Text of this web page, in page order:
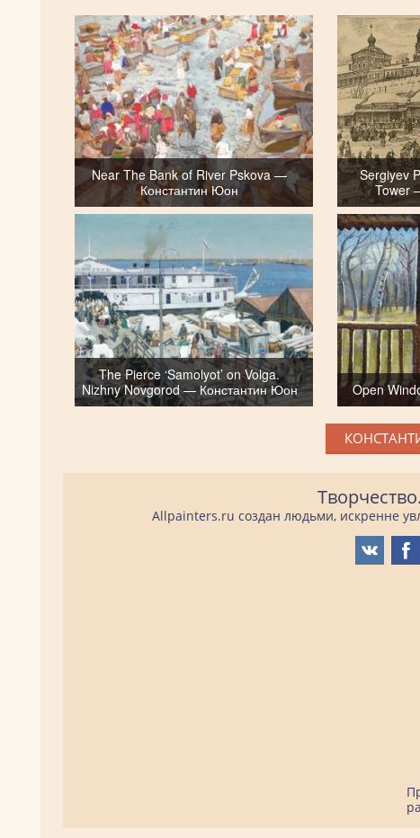
Near The Bank of River Pskova —
Константин Юон
Sergiyev
Tower
The Pierce ‘Samolyot’ on Volga.
Nizhny Novgorod — Константин Юон
Open
Allpainters.ru создан людьми, искренне